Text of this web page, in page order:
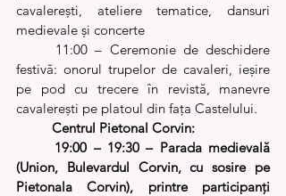
cavalereşti, ateliere tematice, dansuri
medievale şi concerte
festivă: onorul trupelor de cavaleri, ieşire
pe pod cu trecere în revistă, manevre
cavalereşti pe platoul din faţa Castelului.
Centrul Pietonal Corvin:
19:00 – 19:30 – Parada medievală
(Union, Bulevardul Corvin, cu sosire pe
Pietonala Corvin), printre participanţi